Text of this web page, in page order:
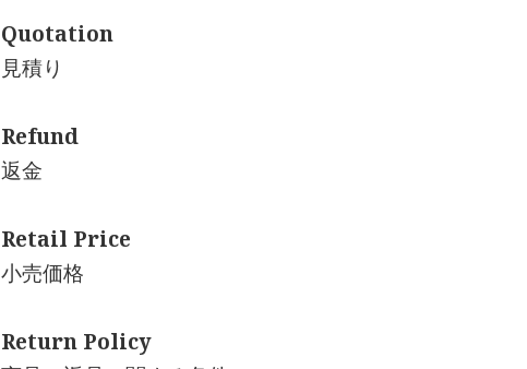
Quotation
見積り
Refund
返金
Retail Price
小売価格
Return Policy